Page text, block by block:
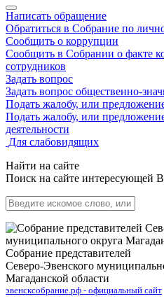
Написать обращение
Обратиться в Собрание по
Сообщить о коррупции
Сообщить в Собрании о факте
сотрудников
Задать вопрос
Задать вопрос общественно-
Подать жалобу, или
Подать жалобу, или
деятельности
Для слабовидящих
Найти на сайте
Поиск на сайте интересующей
Собрание представителей
Северо-Эвенского
Магаданской области
эвенсксобрание.рф - официальный сайт